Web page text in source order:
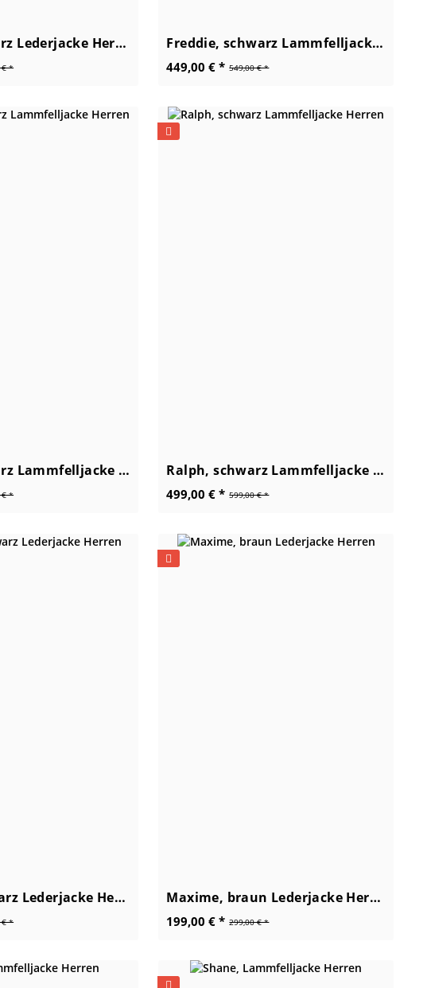
James, schwarz Lederjacke Herren
€ *
Freddie, schwarz Lammfelljacke Herren
549,00 € *
449,00 € *
Alfred, schwarz Lammfelljacke Herren
€ *
Ralph, schwarz Lammfelljacke Herren
599,00 € *
499,00 € *
Arthur, schwarz Lederjacke Herren
€ *
Maxime, braun Lederjacke Herren
299,00 € *
199,00 € *